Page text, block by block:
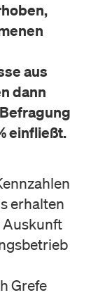
aus
dann
einfließt.
erhalten
Auskunft
Grefe